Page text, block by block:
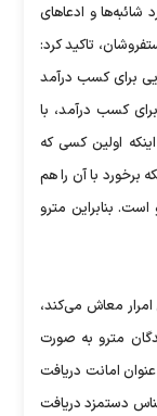
شائبه‌ها و ادعاهای
تاکید کرد:
برای کسب درآمد
کسب درآمد، با
اولین کسی که
برخورد با آن را هم
بنابراین مترو
معاش می‌کند،
مترو به صورت
امانت دریافت
دستمزد دریافت